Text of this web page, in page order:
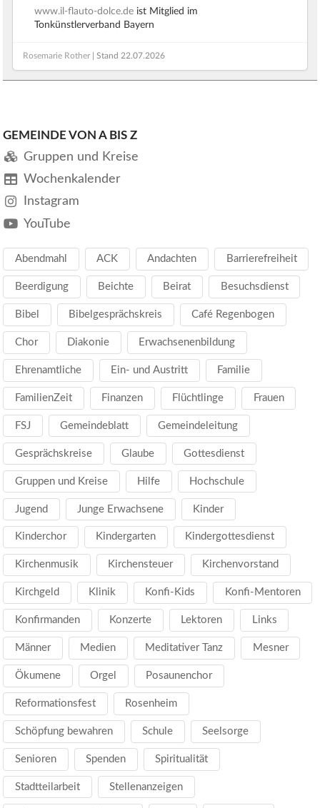
www.il-flauto-dolce.de ist Mitglied im
Tonkünstlerverband Bayern
Rosemarie Rother | Stand 22.07.2026
GEMEINDE VON A BIS Z
Gruppen und Kreise
Wochenkalender
Instagram
YouTube
Abendmahl ACK Andachten Barrierefreiheit
Beerdigung Beichte Beirat Besuchsdienst
Bibel Bibelgesprächskreis Café Regenbogen
Chor Diakonie Erwachsenenbildung
Ehrenamtliche Ein- und Austritt Familie
FamilienZeit Finanzen Flüchtlinge Frauen
FSJ Gemeindeblatt Gemeindeleitung
Gesprächskreise Glaube Gottesdienst
Gruppen und Kreise Hilfe Hochschule
Jugend Junge Erwachsene Kinder
Kinderchor Kindergarten Kindergottesdienst
Kirchenmusik Kirchensteuer Kirchenvorstand
Kirchgeld Klinik Konfi-Kids Konfi-Mentoren
Konfirmanden Konzerte Lektoren Links
Männer Medien Meditativer Tanz Mesner
Ökumene Orgel Posaunenchor
Reformationsfest Rosenheim
Schöpfung bewahren Schule Seelsorge
Senioren Spenden Spiritualität
Stadtteilarbeit Stellenanzeigen